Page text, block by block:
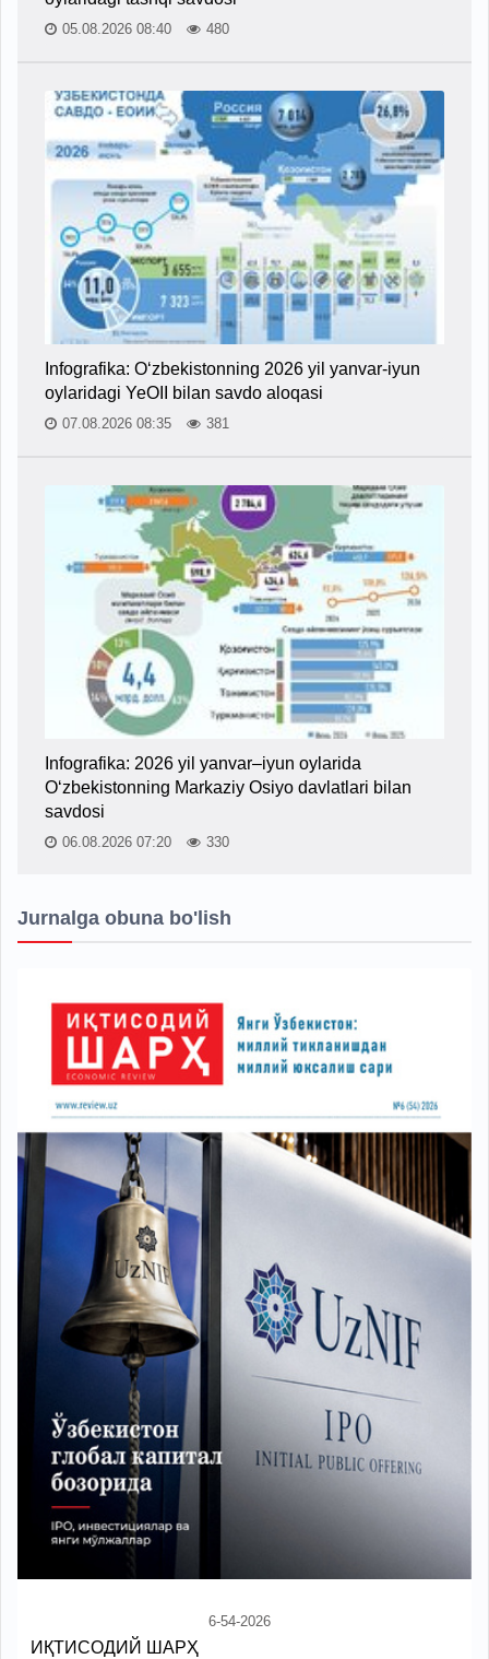
05.08.2026 08:40 480
Infografika: O‘zbekistonning 2026 yil yanvar-iyun
oylaridagi YeOII bilan savdo aloqasi
07.08.2026 08:35 381
Infografika: 2026 yil yanvar–iyun oylarida
O‘zbekistonning Markaziy Osiyo davlatlari bilan
savdosi
06.08.2026 07:20 330
Jurnalga obuna bo'lish
6-54-2026
ИҚТИСОДИЙ ШАРҲ